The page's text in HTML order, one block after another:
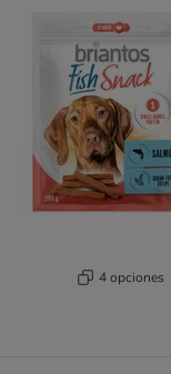
4 opciones